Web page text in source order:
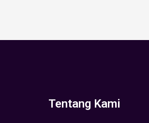
Tentang Kami